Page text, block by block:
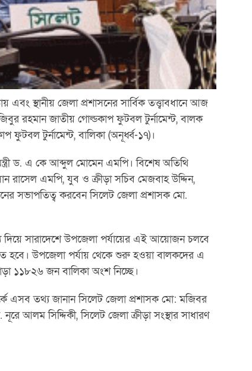
এবং স্থানীয় জেলা প্রশাসনের সার্বিক তত্ত্বাবধানে আজ
রহমান জাতীয় গোল্ডকাপ ফুটবল টুর্নামেন্ট, বালক
ফুটবল টুর্নামেন্ট, বালিকা (অনূর্ধ্ব-১৭)।
ড. এ কে আব্দুল মোমেন এমপি। বিশেষ অতিথি
রাসেল এমপি, যুব ও ক্রীড়া সচিব মেজবাহ উদ্দিন,
সভাপতিত্ব করবেন সিলেট জেলা প্রশাসক মো.
দিয়ে সারাদেশে উপজেলা পর্যায়ের এই আয়োজন চলবে
হবে। উপজেলা পর্যায় থেকে শুরু হওয়া বালকদের এ
১১৮২৬ জন বালিকা অংশ নিচ্ছে।
এসব তথ্য জানান সিলেট জেলা প্রশাসক মো: মজিবর
আলম সিদ্দিকী, সিলেট জেলা ক্রীড়া সংস্থার সাধারণ